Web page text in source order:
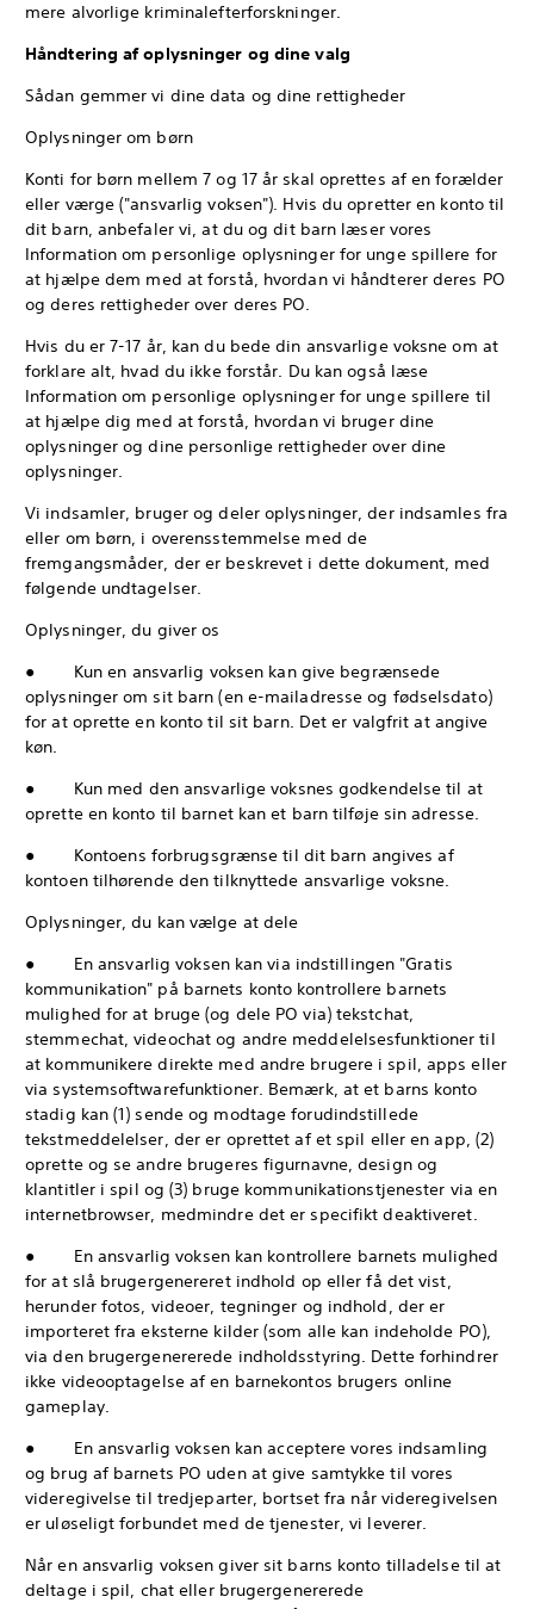
mere alvorlige kriminalefterforskninger.
Håndtering af oplysninger og dine valg
Sådan gemmer vi dine data og dine rettigheder
Oplysninger om børn
Konti for børn mellem 7 og 17 år skal oprettes af en forælder
eller værge ("ansvarlig voksen"). Hvis du opretter en konto til
dit barn, anbefaler vi, at du og dit barn læser vores
Information om personlige oplysninger for unge spillere for
at hjælpe dem med at forstå, hvordan vi håndterer deres PO
og deres rettigheder over deres PO.
Hvis du er 7-17 år, kan du bede din ansvarlige voksne om at
forklare alt, hvad du ikke forstår. Du kan også læse
Information om personlige oplysninger for unge spillere til
at hjælpe dig med at forstå, hvordan vi bruger dine
oplysninger og dine personlige rettigheder over dine
oplysninger.
Vi indsamler, bruger og deler oplysninger, der indsamles fra
eller om børn, i overensstemmelse med de
fremgangsmåder, der er beskrevet i dette dokument, med
følgende undtagelser.
Oplysninger, du giver os
● Kun en ansvarlig voksen kan give begrænsede
oplysninger om sit barn (en e-mailadresse og fødselsdato)
for at oprette en konto til sit barn. Det er valgfrit at angive
køn.
● Kun med den ansvarlige voksnes godkendelse til at
oprette en konto til barnet kan et barn tilføje sin adresse.
● Kontoens forbrugsgrænse til dit barn angives af
kontoen tilhørende den tilknyttede ansvarlige voksne.
Oplysninger, du kan vælge at dele
● En ansvarlig voksen kan via indstillingen "Gratis
kommunikation" på barnets konto kontrollere barnets
mulighed for at bruge (og dele PO via) tekstchat,
stemmechat, videochat og andre meddelelsesfunktioner til
at kommunikere direkte med andre brugere i spil, apps eller
via systemsoftwarefunktioner. Bemærk, at et barns konto
stadig kan (1) sende og modtage forudindstillede
tekstmeddelelser, der er oprettet af et spil eller en app, (2)
oprette og se andre brugeres figurnavne, design og
klantitler i spil og (3) bruge kommunikationstjenester via en
internetbrowser, medmindre det er specifikt deaktiveret.
● En ansvarlig voksen kan kontrollere barnets mulighed
for at slå brugergenereret indhold op eller få det vist,
herunder fotos, videoer, tegninger og indhold, der er
importeret fra eksterne kilder (som alle kan indeholde PO),
via den brugergenererede indholdsstyring. Dette forhindrer
ikke videooptagelse af en barnekontos brugers online
gameplay.
● En ansvarlig voksen kan acceptere vores indsamling
og brug af barnets PO uden at give samtykke til vores
videregivelse til tredjeparter, bortset fra når videregivelsen
er uløseligt forbundet med de tjenester, vi leverer.
Når en ansvarlig voksen giver sit barns konto tilladelse til at
deltage i spil, chat eller brugergenererede